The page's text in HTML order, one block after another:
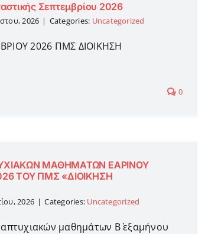
Σεπτεμβρίου 2026
2026 | Categories: Uncategorized
2026 ΠΜΣ ΔΙΟΙΚΗΣΗ
0
ΜΑΘΗΜΑΤΩΝ ΕΑΡΙΝΟΥ
ΤΟΥ ΠΜΣ «ΔΙΟΙΚΗΣΗ
2026 | Categories: Uncategorized
μαθημάτων Β΄ εξαμήνου